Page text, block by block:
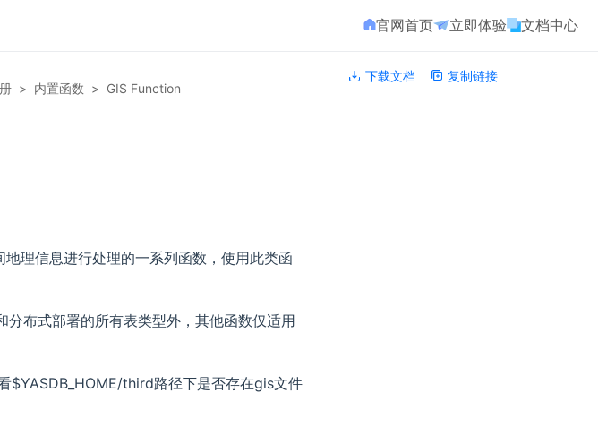
官网首页 立即体验 文档中心
> 内置函数 > GIS Function
理信息进行处理的一系列函数，使用此类函
分布式部署的所有表类型外，其他函数仅适用
$YASDB_HOME/third路径下是否存在gis文件
下载文档 复制链接